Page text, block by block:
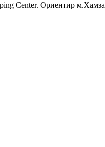
Center. Ориентир м.Хамза